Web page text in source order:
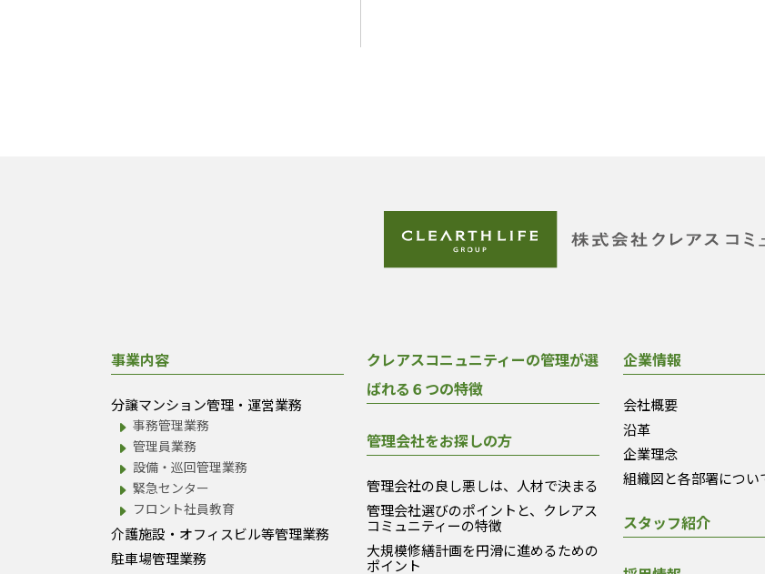
事業内容
分譲マンション管理・運営業務
事務管理業務
管理員業務
設備・巡回管理業務
緊急センター
フロント社員教育
介護施設・オフィスビル等管理業務
駐車場管理業務
クレアスコニュニティーの管理が選
ばれる６つの特徴
管理会社をお探しの方
管理会社の良し悪しは、人材で決まる
管理会社選びのポイントと、クレアス
コミュニティーの特徴
大規模修繕計画を円滑に進めるための
ポイント
企業情報
会社概要
沿革
企業理念
組織図と各部署につい
スタッフ紹介